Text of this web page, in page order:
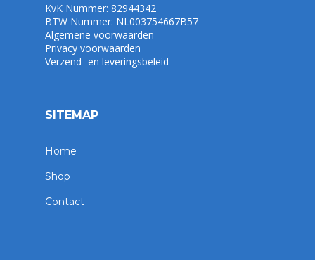
KvK Nummer: 82944342
BTW Nummer: NL003754667B57
Algemene voorwaarden
Privacy voorwaarden
Verzend- en leveringsbeleid
SITEMAP
Home
Shop
Contact